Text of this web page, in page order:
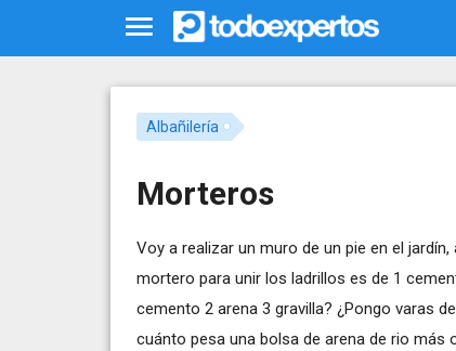
Albañilería
Morteros
Voy a realizar un muro de un pie en el
mortero para unir los ladrillos es de 1
cemento 2 arena 3 gravilla? ¿Pongo varas
cuánto pesa una bolsa de arena de rio más